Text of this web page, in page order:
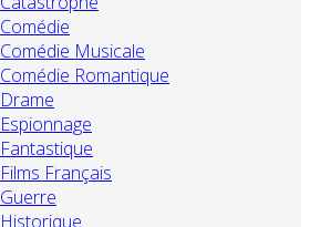
Comédie
Comédie Musicale
Comédie Romantique
Drame
Espionnage
Fantastique
Films Français
Guerre
Historique